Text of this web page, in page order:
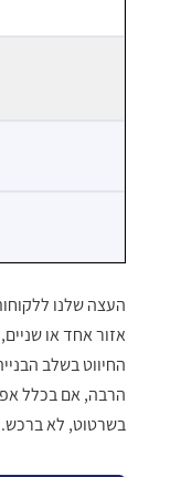
העצה שלנו
אזור אחד או
החיווט בשלב
הרבה, אם בכלל
בשרטוט, לא ברכש.